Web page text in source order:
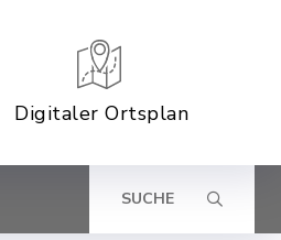
Digitaler Ortsplan
SUCHE